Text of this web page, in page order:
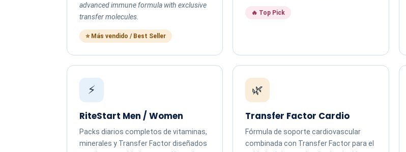
advanced immune formula with exclusive
transfer molecules.
⭐ Más vendido / Best Seller
🔥 Top Pick
⚡
RiteStart Men / Women
Packs diarios completos de vitaminas,
minerales y Transfer Factor diseñados
🌿
Transfer Factor Cardio
Fórmula de soporte cardiovascular
combinada con Transfer Factor para el